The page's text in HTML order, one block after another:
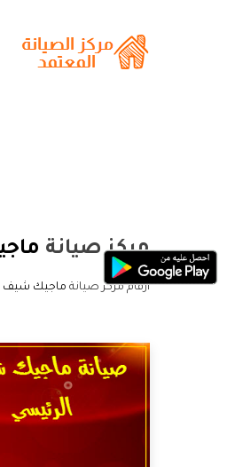
مركز صيانة
ارقام مركز صيانة ماجيك شيف